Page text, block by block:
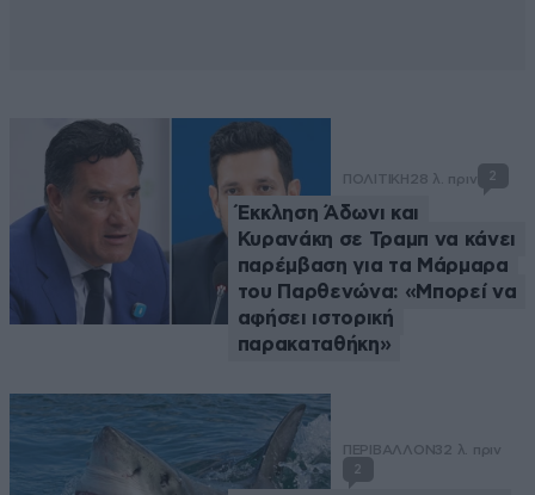
ΠΟΛΙΤΙΚΗ28 λ. πριν 2
Έκκληση Άδωνι και
Κυρανάκη σε Τραμπ να κάνει
παρέμβαση για τα Μάρμαρα
του Παρθενώνα: «Μπορεί να
αφήσει ιστορική
παρακαταθήκη»
ΠΕΡΙΒΑΛΛΟΝ32 λ. πριν
2